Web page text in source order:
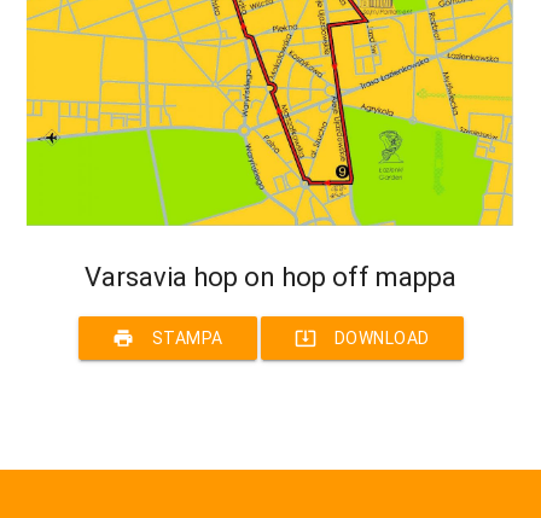
Varsavia hop on hop off mappa
print STAMPA system_update_alt DOWNLOAD